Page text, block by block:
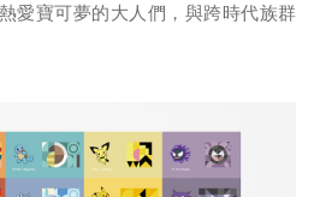
愛寶可夢的大人們，與跨時代族群